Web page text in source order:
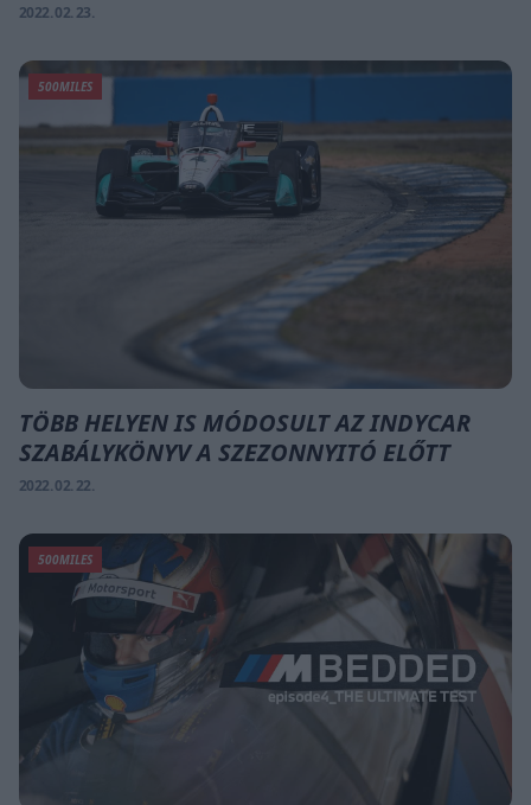
2022. 02. 23.
500MILES
TÖBB HELYEN IS MÓDOSULT AZ INDYCAR
SZABÁLYKÖNYV A SZEZONNYITÓ ELŐTT
2022. 02. 22.
500MILES